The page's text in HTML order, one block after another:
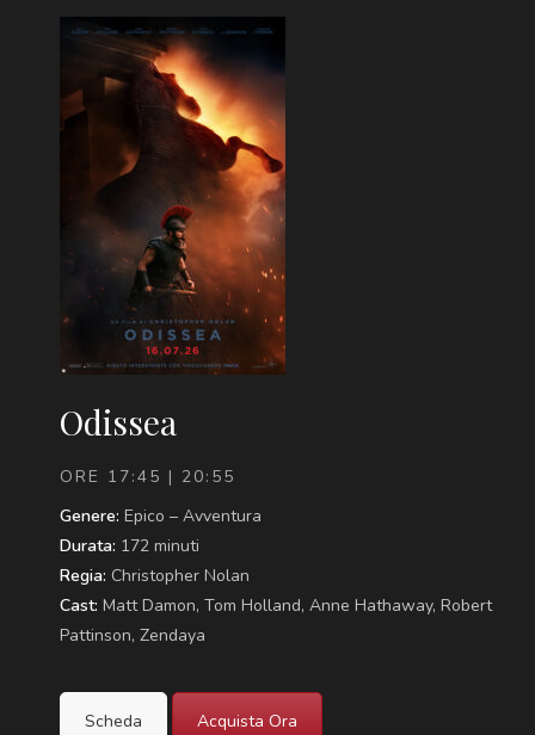
Odissea
ORE 17:45 | 20:55
Genere: Epico – Avventura
Durata: 172 minuti
Regia: Christopher Nolan
Cast: Matt Damon, Tom Holland, Anne Hathaway, Robert
Pattinson, Zendaya
Scheda Acquista Ora